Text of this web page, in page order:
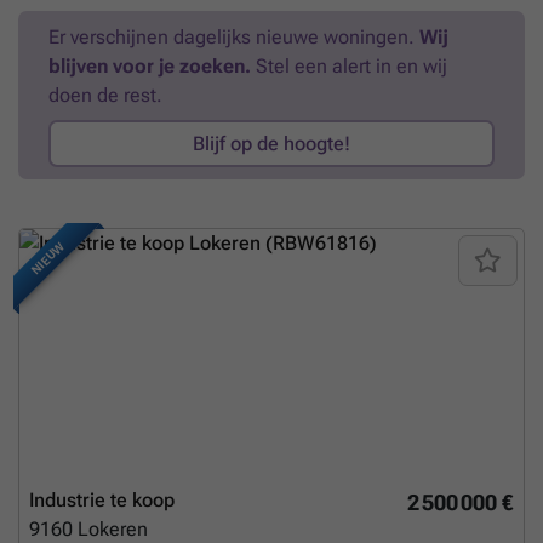
B2B voor bijkomende (technische) inlichtingen, plannen of een
vrijblijvend plaatsbezoek ###Meer weten?
Er verschijnen dagelijks nieuwe woningen. Wij
blijven voor je zoeken. Stel een alert in en wij
doen de rest.
Blijf op de hoogte!
NIEUW
2 500 000 €
Industrie te koop
9160 Lokeren